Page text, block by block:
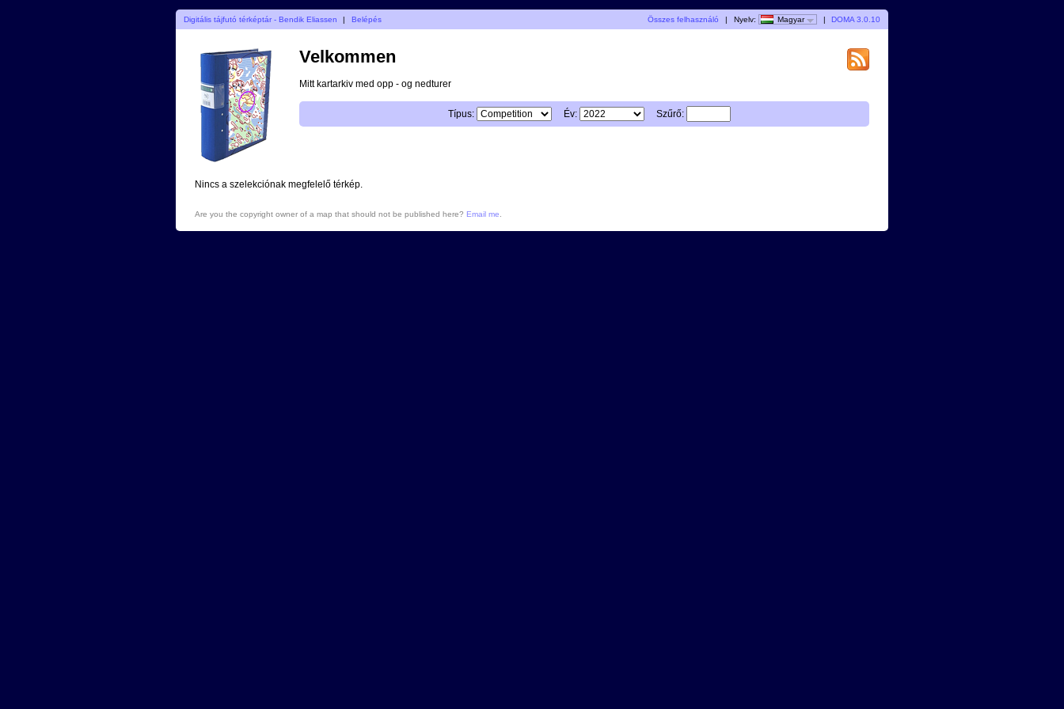
Digitális tájfutó térképtár - Bendik Eliassen | Belépés Összes felhasználó | Nyelv: Magyar | DOMA 3.0.10
Velkommen
Mitt kartarkiv med opp - og nedturer
Típus: Év: Szűrő:
Nincs a szelekciónak megfelelő térkép.
Are you the copyright owner of a map that should not be published here? Email me